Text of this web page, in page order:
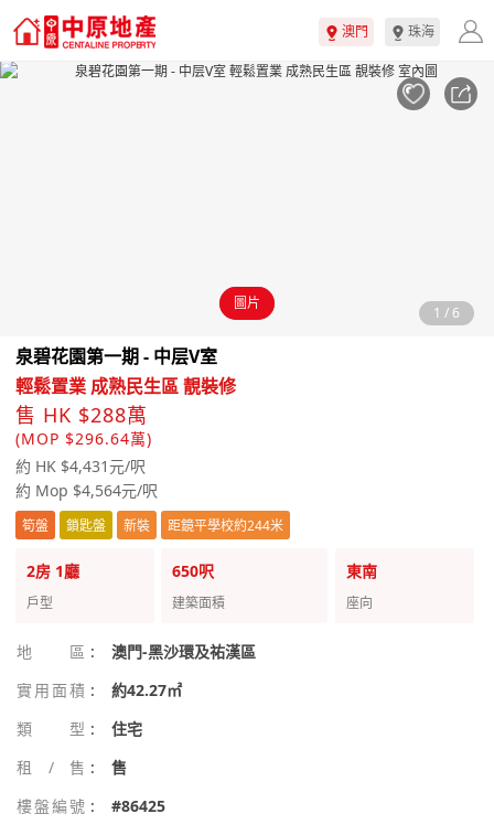
澳門 珠海
1 / 6
圖片
泉碧花園第一期 - 中层V室
輕鬆置業 成熟民生區 靚裝修
售 HK $288萬
(MOP $296.64萬)
約 HK $4,431元/呎
約 Mop $4,564元/呎
筍盤 鎖匙盤 新裝 距鏡平學校約244米
2房 1廳
戶型
650呎
建築面積
東南
座向
地區 :
澳門-黑沙環及祐漢區
實用面積 :
約42.27㎡
類型 :
住宅
租/售 :
售
樓盤編號 : #86425